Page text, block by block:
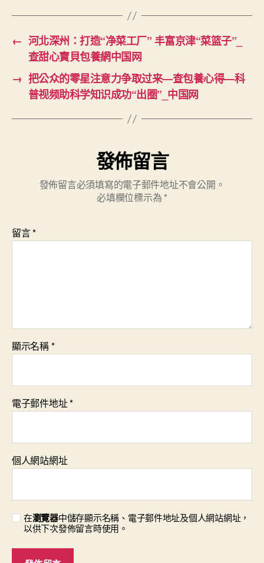
← 河北深州：打造“净菜工厂” 丰富京津“菜篮子”_
查甜心寶貝包養網中国网
→ 把公众的零星注意力争取过来—查包養心得—科
普视频助科学知识成功“出圈”_中国网
發佈留言
發佈留言必須填寫的電子郵件地址不會公開。
必填欄位標示為 *
留言*
顯示名稱*
電子郵件地址*
個人網站網址
在瀏覽器中儲存顯示名稱、電子郵件地址及個人網站網址，
以供下次發佈留言時使用。